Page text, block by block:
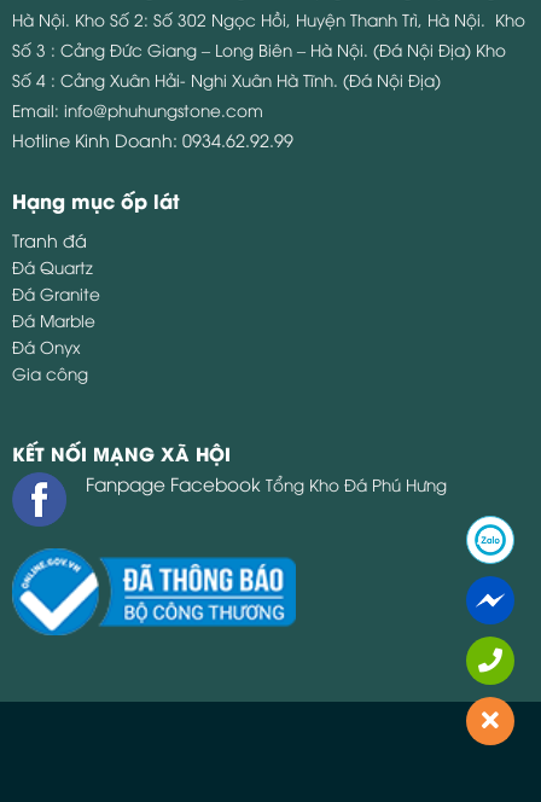
Hà Nội. Kho Số 2: Số 302 Ngọc Hồi, Huyện Thanh Trì, Hà Nội.
Kho
Số 3 : Cảng Đức Giang – Long Biên – Hà Nội. (Đá Nội Địa) Kho
Số 4 : Cảng Xuân Hải- Nghi Xuân Hà Tĩnh. (Đá Nội Địa)
Email: info@phuhungstone.com
Hotline Kinh Doanh: 0934.62.92.99
Hạng mục ốp lát
Tranh đá
Đá Quartz
Đá Granite
Đá Marble
Đá Onyx
Gia công
KẾT NỐI MẠNG XÃ HỘI
Fanpage Facebook Tổng Kho Đá Phú Hưng